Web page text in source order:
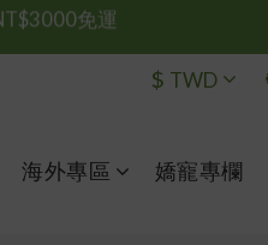
免運
$ TWD
海外專區 嬌寵專欄